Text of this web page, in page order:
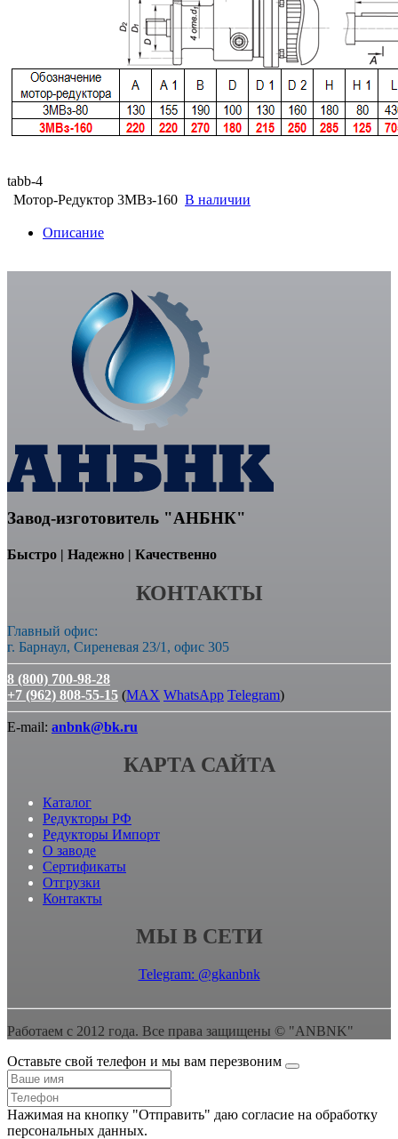
tabb-4
Мотор-Редуктор 3МВз-160 В наличии
Описание
Завод-изготовитель "АНБНК"
Быстро | Надежно | Качественно
КОНТАКТЫ
Главный офис:
г. Барнаул, Сиреневая 23/1, офис 305
8 (800) 700-98-28
+7 (962) 808-55-15 (MAX WhatsApp Telegram)
E-mail: anbnk@bk.ru
КАРТА САЙТА
Каталог
Редукторы РФ
Редукторы Импорт
О заводе
Сертификаты
Отгрузки
Контакты
МЫ В СЕТИ
Telegram: @gkanbnk
Работаем с 2012 года. Все права защищены © "ANBNK"
Оставьте свой телефон и мы вам перезвоним
Нажимая на кнопку "Отправить" даю согласие на обработку
персональных данных.